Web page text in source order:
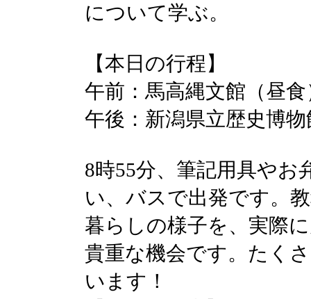
について学ぶ。
【本日の行程】
午前：馬高縄文館（昼食
午後：新潟県立歴史博物
8時55分、筆記用具や
い、バスで出発です。
暮らしの様子を、実際
貴重な機会です。たく
います！